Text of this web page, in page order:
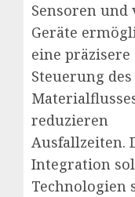
Sensoren und
Geräte
eine präzisere
Steuerung des
reduzieren
Ausfallzeiten.
Integration
Technologien